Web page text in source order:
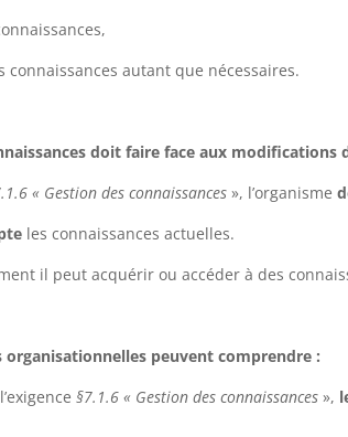
connaissances autant que nécessaires.
doit faire face aux modifications
« Gestion des connaissances », l’organisme
les connaissances actuelles.
il peut acquérir ou accéder à des
organisationnelles peuvent comprendre :
§7.1.6 « Gestion des connaissances »,